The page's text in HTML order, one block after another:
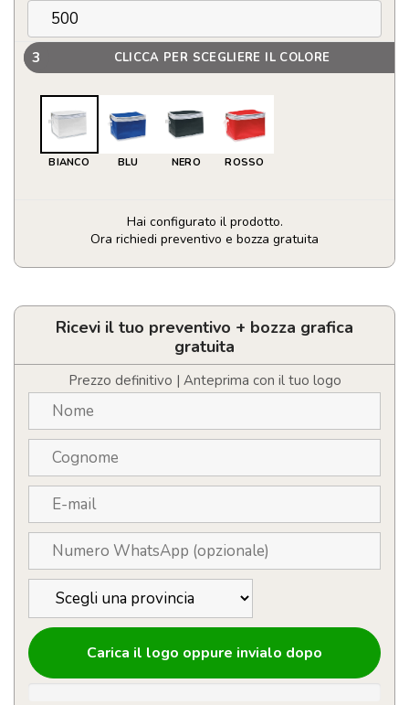
3 CLICCA PER SCEGLIERE IL COLORE
BIANCO BLU NERO ROSSO
Hai configurato il prodotto.
Ora richiedi preventivo e bozza gratuita
Borsa
per
Ricevi il tuo preventivo + bozza grafica
gratuita
Prezzo definitivo | Anteprima con il tuo logo
Carica il logo oppure invialo dopo